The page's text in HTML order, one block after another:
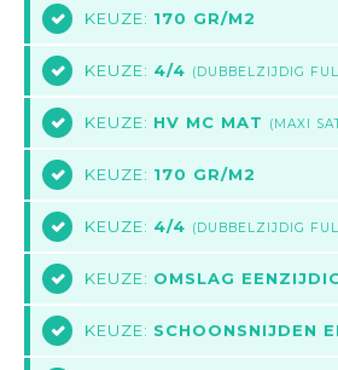
4 KEUZE: 170 GR/M2
5 KEUZE: 4/4 (DUBBELZIJDIG
6 KEUZE: HV MC MAT (MAXI
7 KEUZE: 170 GR/M2
8 KEUZE: 4/4 (DUBBELZIJDIG
9 KEUZE: OMSLAG
10 KEUZE: SCHOONSNIJDEN